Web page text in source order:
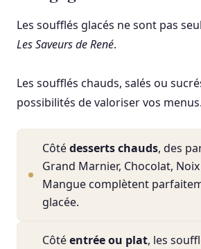
Les soufflés glacés ne sont pas
Les Saveurs de René.
Les soufflés chauds, salés ou
possibilités de valoriser vos menus.
Côtédesserts chauds, des
Grand Marnier, Chocolat,
Mangue complètent
glacée.
Côtéentrée ou plat, les